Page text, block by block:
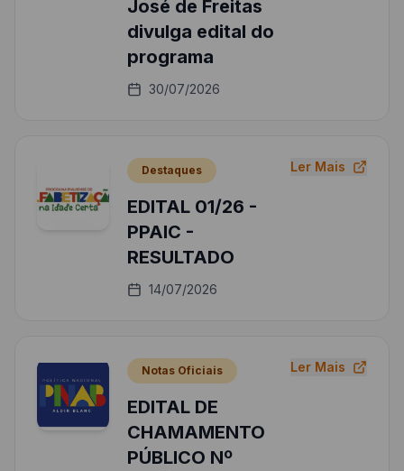
José de Freitas
divulga edital do
programa
30/07/2026
Destaques
EDITAL 01/26 -
PPAIC -
RESULTADO
14/07/2026
Ler Mais
Notas Oficiais
EDITAL DE
CHAMAMENTO
PÚBLICO Nº
Ler Mais